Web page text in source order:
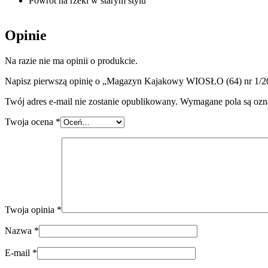
Opinie
Na razie nie ma opinii o produkcie.
Napisz pierwszą opinię o „Magazyn Kajakowy WIOSŁO (64) nr 1/
Twój adres e-mail nie zostanie opublikowany. Wymagane pola są
Twoja ocena *
Twoja opinia *
Nazwa *
E-mail *